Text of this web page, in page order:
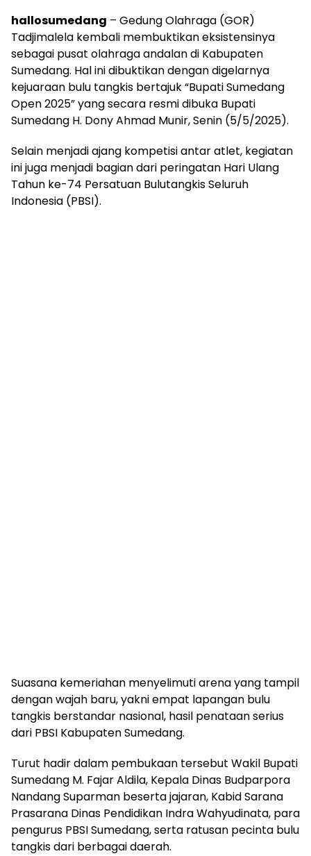
hallosumedang – Gedung Olahraga (GOR)
Tadjimalela kembali membuktikan eksistensinya
sebagai pusat olahraga andalan di Kabupaten
Sumedang. Hal ini dibuktikan dengan digelarnya
kejuaraan bulu tangkis bertajuk “Bupati Sumedang
Open 2025” yang secara resmi dibuka Bupati
Sumedang H. Dony Ahmad Munir, Senin (5/5/2025).
Selain menjadi ajang kompetisi antar atlet, kegiatan
ini juga menjadi bagian dari peringatan Hari Ulang
Tahun ke-74 Persatuan Bulutangkis Seluruh
Indonesia (PBSI).
Suasana kemeriahan menyelimuti arena yang tampil
dengan wajah baru, yakni empat lapangan bulu
tangkis berstandar nasional, hasil penataan serius
dari PBSI Kabupaten Sumedang.
Turut hadir dalam pembukaan tersebut Wakil Bupati
Sumedang M. Fajar Aldila, Kepala Dinas Budparpora
Nandang Suparman beserta jajaran, Kabid Sarana
Prasarana Dinas Pendidikan Indra Wahyudinata, para
pengurus PBSI Sumedang, serta ratusan pecinta bulu
tangkis dari berbagai daerah.